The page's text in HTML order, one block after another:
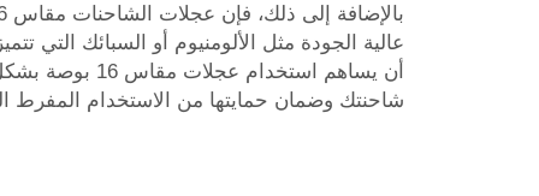
عالية الجودة مثل الألومنيوم أو السبائك التي
أن يساهم
شاحنتك وضمان حمايتها من الاستخدام المفرط